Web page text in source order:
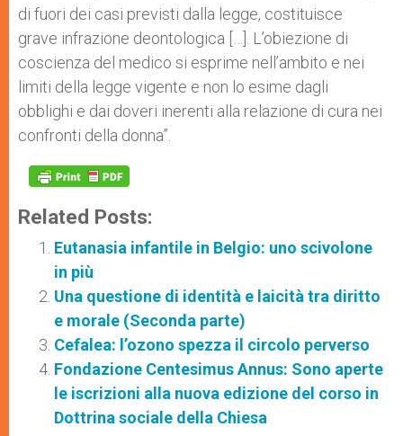
di fuori dei casi previsti dalla legge, costituisce
grave infrazione deontologica […]. L’obiezione di
coscienza del medico si esprime nell’ambito e nei
limiti della legge vigente e non lo esime dagli
obblighi e dai doveri inerenti alla relazione di cura nei
confronti della donna”.
Related Posts:
Eutanasia infantile in Belgio: uno scivolone
in più
Una questione di identità e laicità tra diritto
e morale (Seconda parte)
Cefalea: l’ozono spezza il circolo perverso
Fondazione Centesimus Annus: Sono aperte
le iscrizioni alla nuova edizione del corso in
Dottrina sociale della Chiesa